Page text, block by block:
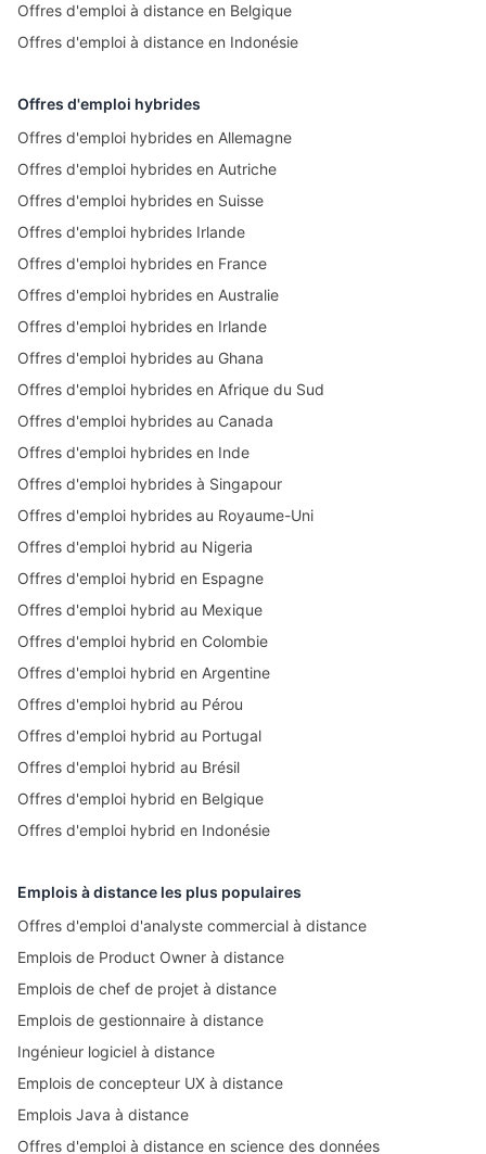
Offres d'emploi à distance en Belgique
Offres d'emploi à distance en Indonésie
Offres d'emploi hybrides
Offres d'emploi hybrides en Allemagne
Offres d'emploi hybrides en Autriche
Offres d'emploi hybrides en Suisse
Offres d'emploi hybrides Irlande
Offres d'emploi hybrides en France
Offres d'emploi hybrides en Australie
Offres d'emploi hybrides en Irlande
Offres d'emploi hybrides au Ghana
Offres d'emploi hybrides en Afrique du Sud
Offres d'emploi hybrides au Canada
Offres d'emploi hybrides en Inde
Offres d'emploi hybrides à Singapour
Offres d'emploi hybrides au Royaume-Uni
Offres d'emploi hybrid au Nigeria
Offres d'emploi hybrid en Espagne
Offres d'emploi hybrid au Mexique
Offres d'emploi hybrid en Colombie
Offres d'emploi hybrid en Argentine
Offres d'emploi hybrid au Pérou
Offres d'emploi hybrid au Portugal
Offres d'emploi hybrid au Brésil
Offres d'emploi hybrid en Belgique
Offres d'emploi hybrid en Indonésie
Emplois à distance les plus populaires
Offres d'emploi d'analyste commercial à distance
Emplois de Product Owner à distance
Emplois de chef de projet à distance
Emplois de gestionnaire à distance
Ingénieur logiciel à distance
Emplois de concepteur UX à distance
Emplois Java à distance
Offres d'emploi à distance en science des données